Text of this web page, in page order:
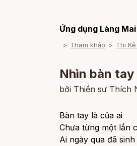
Ứng dụng Làng Mai
Tham khảo Thi
Nhìn bàn tay
bởi Thiền sư Thích
Bàn tay là của ai
Chưa từng một lần
Ai ngày qua đã sinh